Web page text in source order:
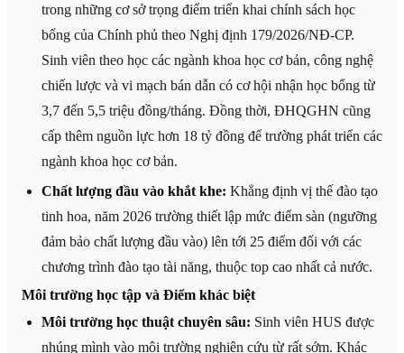
trong những cơ sở trọng điểm triển khai chính sách học
bổng của Chính phủ theo Nghị định 179/2026/NĐ-CP.
Sinh viên theo học các ngành khoa học cơ bản, công nghệ
chiến lược và vi mạch bán dẫn có cơ hội nhận học bổng từ
3,7 đến 5,5 triệu đồng/tháng. Đồng thời, ĐHQGHN cũng
cấp thêm nguồn lực hơn 18 tỷ đồng để trường phát triển các
ngành khoa học cơ bản.
Chất lượng đầu vào khắt khe: Khẳng định vị thế đào tạo
tinh hoa, năm 2026 trường thiết lập mức điểm sàn (ngưỡng
đảm bảo chất lượng đầu vào) lên tới 25 điểm đối với các
chương trình đào tạo tài năng, thuộc top cao nhất cả nước.
Môi trường học tập và Điểm khác biệt
Môi trường học thuật chuyên sâu: Sinh viên HUS được
nhúng mình vào môi trường nghiên cứu từ rất sớm. Khác